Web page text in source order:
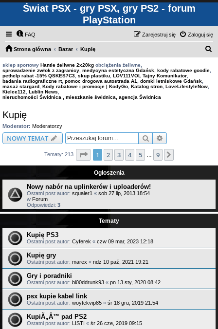
Świat PSX - gry PSX, gry PS2 - forum
PlayStation
FAQ Zaloguj się
Zarejestruj się
Strona główna Bazar Kupię
sklep sportowy Hantle żeliwne 2x20kg obciążenia żeliwne,
sprowadzenie zwłok z zagranicy medycyna estetyczna Gdańsk kody rabatowe goodie
pethelp rabat -15% QSKES7C3 skup plastiku LOV111VOL Tajny Komunikator
badania radiograficzne rt, pomoc drogowa autostrada A1 domki letniskowe Gdańsk
masaż stargard Kody rabatowe i promocje | KodyGo Katalog stron LoveLifestyleNow
Kielce112
Lublin News
nieruchomości Świdnica , mieszkanie świdnica, agencja Świdnica
Kupię
Moderator: Moderatorzy
NOWY TEMAT Szukaj
Tematy: 213 Strona z9
1 2 3 4 5 9
Ogłoszenia
Nowy nabór na uplinkerów i uploaderów!
Ostatni post autor: squaier1 « sob 27 lip, 2013 18:54
w Forum
Odpowiedzi: 3
Tematy
Kupię PS3
Ostatni post autor: Cyferek « czw 09 mar, 2023 12:18
Kupię gry
Ostatni post autor: marex « ndz 10 paź, 2021 19:21
Gry i poradniki
Ostatni post autor: bl00ddrunk93 « pn 13 sty, 2020 08:42
psx kupie kabel link
Ostatni post autor: woytekvip85 « śr 18 gru, 2019 21:54
KupiÃ„Â™ pad PS2
Ostatni post autor: LISTI « śr 26 cze, 2019 09:15